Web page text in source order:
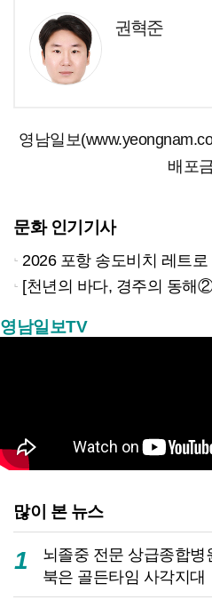
권혁준
영남일보
배포
문화 인기기사
2026 포항 송도비치 레트로 페스티벌 개
[천년의 바다, 경주의 동해②] 천년
영남일보TV
많이 본 뉴스
1
뇌졸중 전문 상급종합
북은 골든타임 사각지대